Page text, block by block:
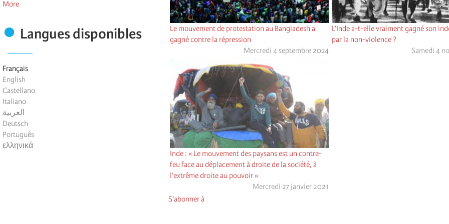
More
Langues disponibles
Français
English
Castellano
Italiano
العربية
Deutsch
Português
ελληνικά
Le mouvement de protestation au Bangladesh a
gagné contre la répression
Mercredi 4 septembre 2024
L’Inde a-t-elle vraiment gagné son
par la non-violence ?
Samedi 4
Inde : « Le mouvement des paysans est un contre-
feu face au déplacement à droite de la société, à
l’extrême droite au pouvoir »
Mercredi 27 janvier 2021
S'abonner à